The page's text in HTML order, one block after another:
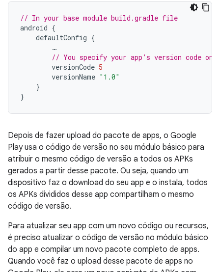
// In your base module build.gradle file
android {
defaultConfig {
…
// You specify your app’s version code
versionCode 5
versionName "1.0"
}
}
Depois de fazer upload do pacote de apps, o Google
Play usa o código de versão no seu módulo básico para
atribuir o mesmo código de versão a todos os APKs
gerados a partir desse pacote. Ou seja, quando um
dispositivo faz o download do seu app e o instala, todos
os APKs divididos desse app compartilham o mesmo
código de versão.
Para atualizar seu app com um novo código ou recursos,
é preciso atualizar o código de versão no módulo básico
do app e compilar um novo pacote completo de apps.
Quando você faz o upload desse pacote de apps no